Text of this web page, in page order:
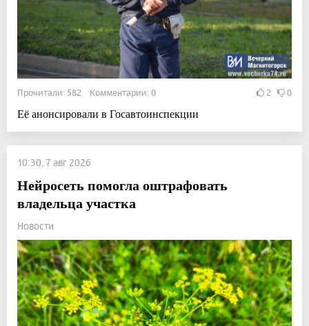
Прочитали: 582 Комментарии: 0 2 0
Её анонсировали в Госавтоинспекции
10:30, 7 авг 2026
Нейросеть помогла оштрафовать
владельца участка
Новости